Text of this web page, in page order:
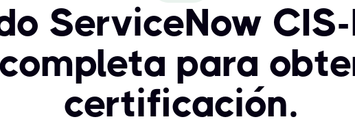
ServiceNow CIS-
para
certificación.